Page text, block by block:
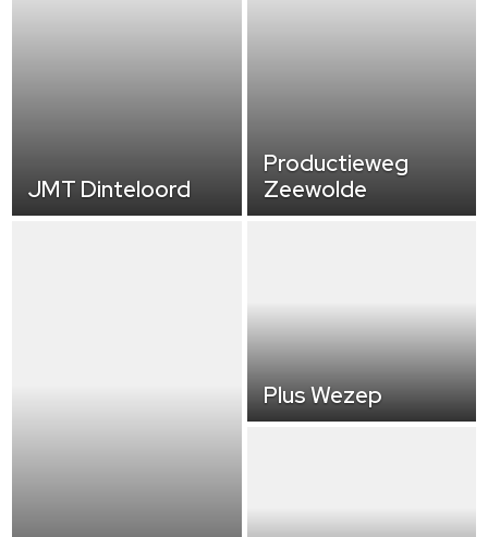
JMT Dinteloord
Productieweg
Zeewolde
Plus Wezep